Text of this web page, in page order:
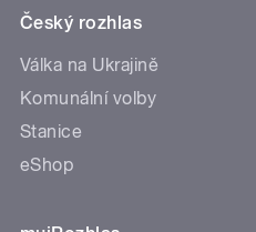
Český rozhlas
Válka na Ukrajině
Komunální volby
Stanice
eShop